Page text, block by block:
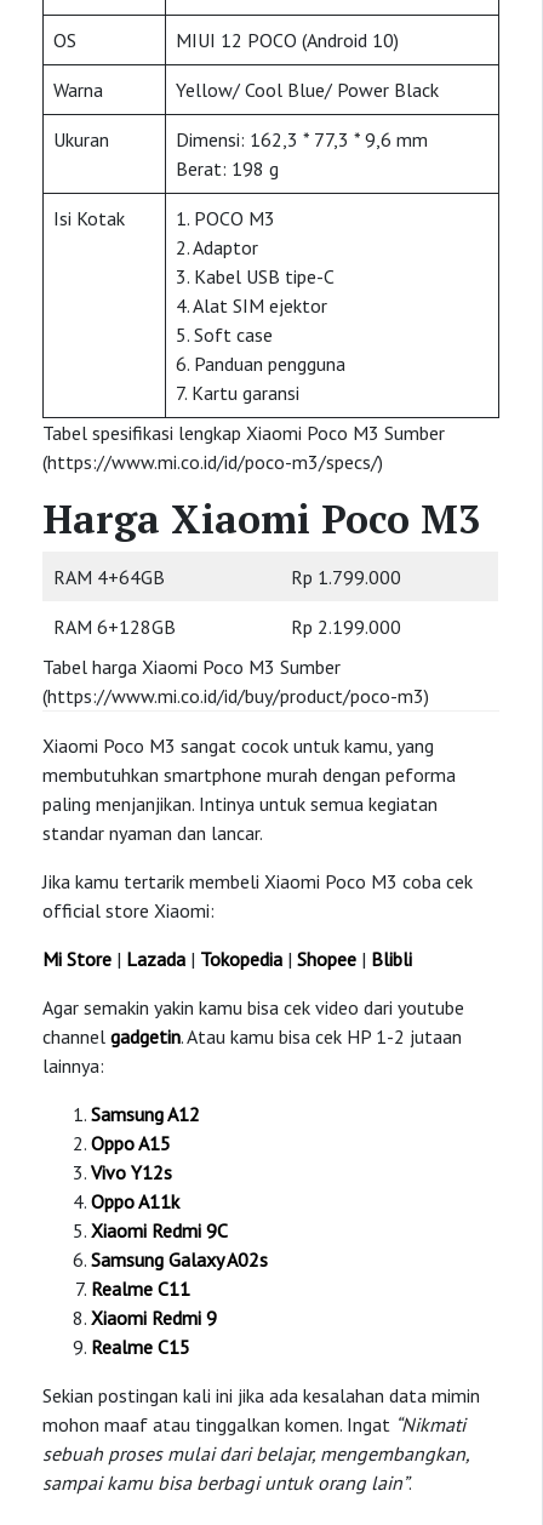
OS MIUI 12 POCO (Android 10)
Warna Yellow/ Cool Blue/ Power Black
Ukuran
Dimensi: 162,3 * 77,3 * 9,6 mm
Berat: 198 g
Isi Kotak
1. POCO M3
2. Adaptor
3. Kabel USB tipe-C
4. Alat SIM ejektor
5. Soft case
6. Panduan pengguna
7. Kartu garansi
Tabel spesifikasi lengkap Xiaomi Poco M3 Sumber
(https://www.mi.co.id/id/poco-m3/specs/)
Harga Xiaomi Poco M3
RAM 4+64GB Rp 1.799.000
RAM 6+128GB
Rp 2.199.000
Tabel harga Xiaomi Poco M3 Sumber
(https://www.mi.co.id/id/buy/product/poco-m3)
Xiaomi Poco M3 sangat cocok untuk kamu, yang
membutuhkan smartphone murah dengan peforma
paling menjanjikan. Intinya untuk semua kegiatan
standar nyaman dan lancar.
Jika kamu tertarik membeli Xiaomi Poco M3 coba cek
official store Xiaomi:
Mi Store | Lazada | Tokopedia | Shopee | Blibli
Agar semakin yakin kamu bisa cek video dari youtube
channel gadgetin. Atau kamu bisa cek HP 1-2 jutaan
lainnya:
Samsung A12
Oppo A15
Vivo Y12s
Oppo A11k
Xiaomi Redmi 9C
Samsung Galaxy A02s
Realme C11
Xiaomi Redmi 9
Realme C15
Sekian postingan kali ini jika ada kesalahan data mimin
mohon maaf atau tinggalkan komen. Ingat “Nikmati
sebuah proses mulai dari belajar, mengembangkan,
sampai kamu bisa berbagi untuk orang lain”.